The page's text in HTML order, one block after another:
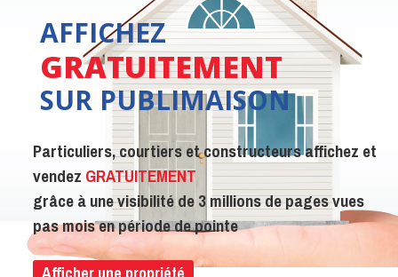
AFFICHEZ
GRATUITEMENT
SUR PUBLIMAISON
Particuliers, courtiers et constructeurs affichez et
vendez GRATUITEMENT
grâce à une visibilité de 3 millions de pages vues
pas mois en période de pointe